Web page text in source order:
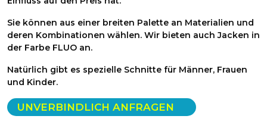
Sie können aus einer breiten Palette an Materialien und
deren Kombinationen wählen. Wir bieten auch Jacken in
der Farbe FLUO an.
Natürlich gibt es spezielle Schnitte für Männer, Frauen
und Kinder.
UNVERBINDLICH ANFRAGEN